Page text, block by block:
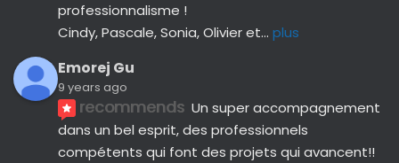
professionnalisme !
Cindy, Pascale, Sonia, Olivier et... plus
Emorej Gu
9 years ago
recommends Un super accompagnement
dans un bel esprit, des professionnels
compétents qui font des projets qui avancent!!